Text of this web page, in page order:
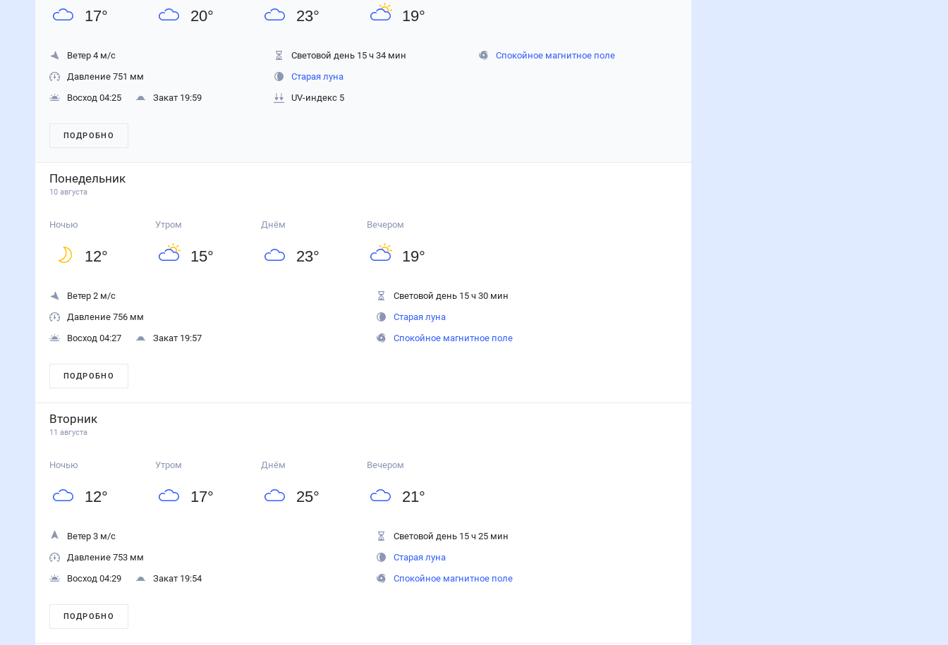
17° 20° 23° 19°
Ветер 4 м/с
Давление 751 мм
Восход 04:25
Закат 19:59
Световой день 15 ч 34 мин
Старая луна
UV-индекс 5
Спокойное магнитное поле
ПОДРОБНО
Понедельник
10 августа
Ночью
12°
Утром
15°
Днём
23°
Вечером
19°
Ветер 2 м/с
Давление 756 мм
Восход 04:27
Закат 19:57
Световой день 15 ч 30 мин
Старая луна
Спокойное магнитное поле
ПОДРОБНО
Вторник
11 августа
Ночью
12°
Утром
17°
Днём
25°
Вечером
21°
Ветер 3 м/с
Давление 753 мм
Восход 04:29
Закат 19:54
Световой день 15 ч 25 мин
Старая луна
Спокойное магнитное поле
ПОДРОБНО